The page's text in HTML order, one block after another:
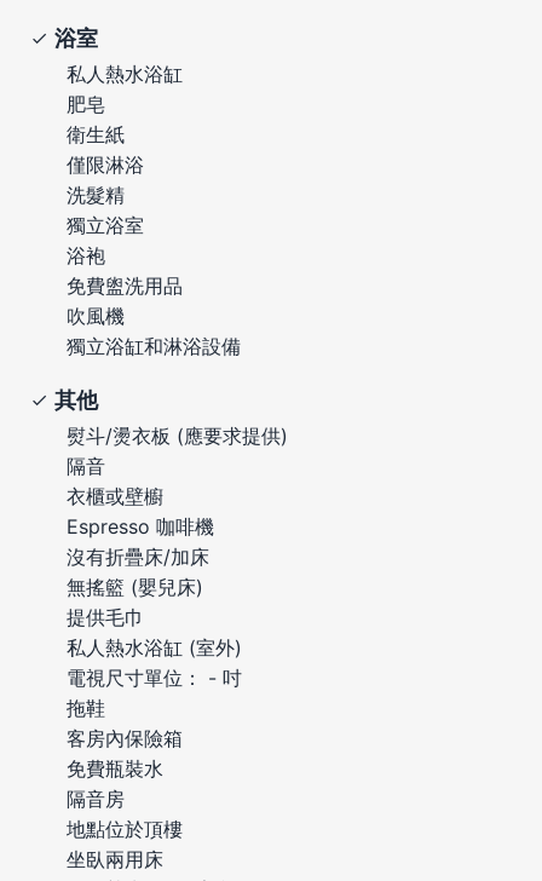
浴室
私人熱水浴缸
肥皂
衛生紙
僅限淋浴
洗髮精
獨立浴室
浴袍
免費盥洗用品
吹風機
獨立浴缸和淋浴設備
其他
熨斗/燙衣板 (應要求提供)
隔音
衣櫃或壁櫥
Espresso 咖啡機
沒有折疊床/加床
無搖籃 (嬰兒床)
提供毛巾
私人熱水浴缸 (室外)
電視尺寸單位： - 吋
拖鞋
客房內保險箱
免費瓶裝水
隔音房
地點位於頂樓
坐臥兩用床